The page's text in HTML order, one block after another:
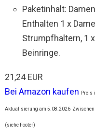
Paketinhalt:
Enthalten 1 x
Strumpfhaltern, 1
Beinringe.
21,24 EUR
Bei Amazon kaufen
Preis
Aktualisierung am 5.08.2026
(siehe Footer)